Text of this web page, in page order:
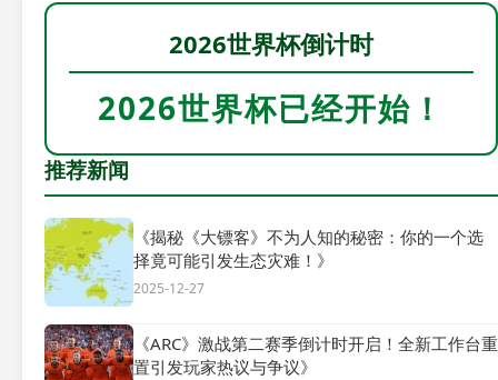
2026世界杯倒计时
2026世界杯已经开始！
推荐新闻
《揭秘《大镖客》不为人知的秘密：你的一个选
择竟可能引发生态灾难！》
2025-12-27
《ARC》激战第二赛季倒计时开启！全新工作台重
置引发玩家热议与争议》